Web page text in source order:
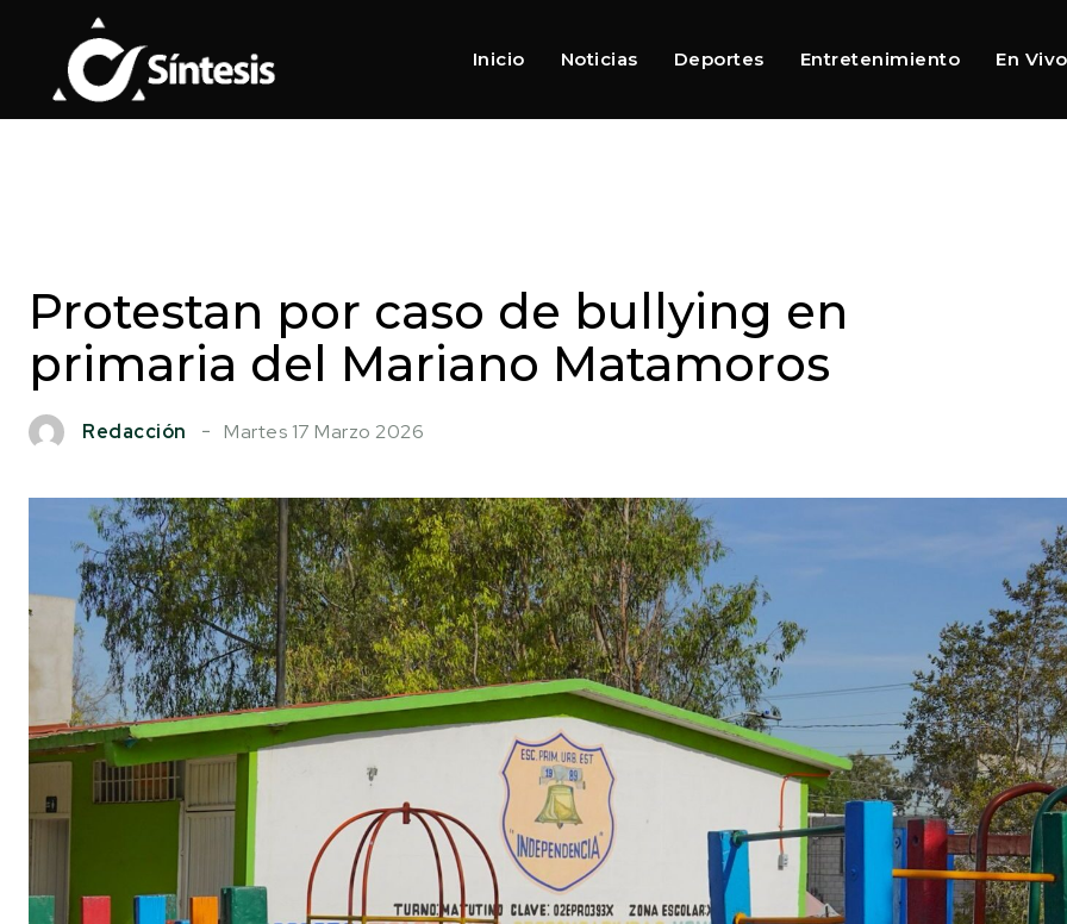
Inicio Noticias Deportes Entretenimiento En Vivo
Protestan por caso de bullying en
primaria del Mariano Matamoros
Redacción Martes 17 Marzo 2026